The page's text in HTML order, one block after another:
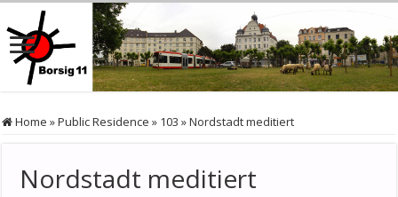
Home »Public Residence » 103 »Nordstadt meditiert
Nordstadt meditiert